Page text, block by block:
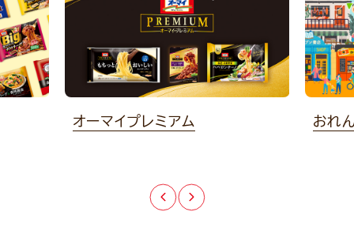
オーマイプレミアム おれ